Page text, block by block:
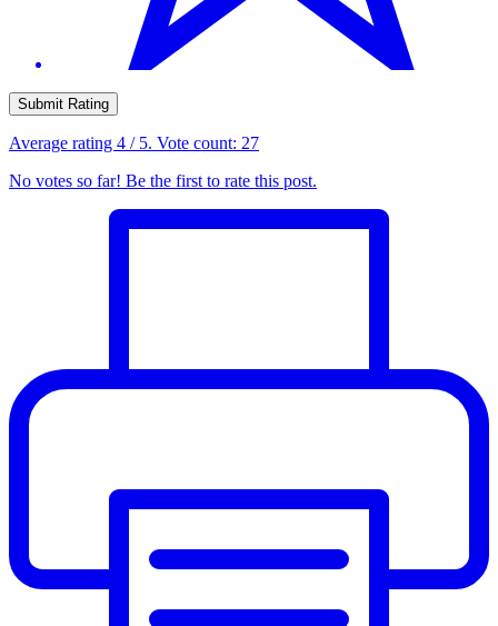
Submit Rating
Average rating 4 / 5. Vote count: 27
No votes so far! Be the first to rate this post.